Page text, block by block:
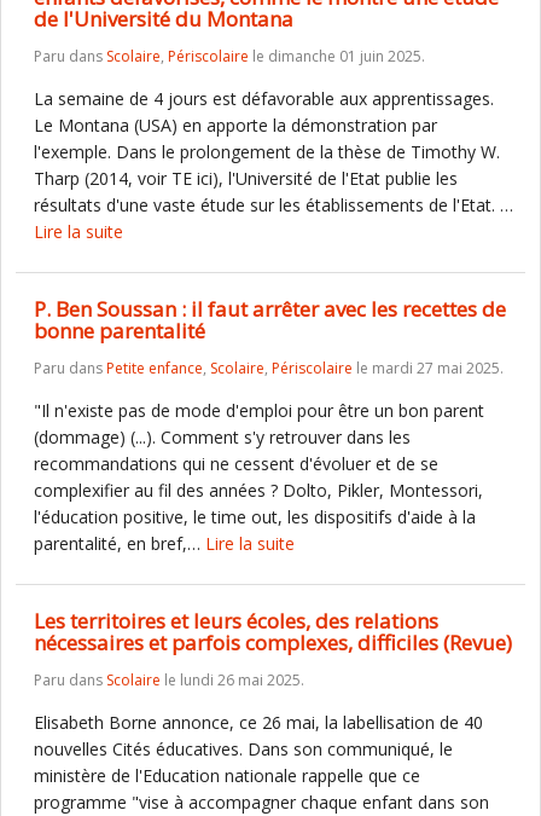
de l'Université du Montana
Paru dans Scolaire, Périscolaire le dimanche 01 juin 2025.
La semaine de 4 jours est défavorable aux apprentissages.
Le Montana (USA) en apporte la démonstration par
l'exemple. Dans le prolongement de la thèse de Timothy W.
Tharp (2014, voir TE ici), l'Université de l'Etat publie les
résultats d'une vaste étude sur les établissements de l'Etat. …
Lire la suite
P. Ben Soussan : il faut arrêter avec les recettes de
bonne parentalité
Paru dansPetite enfance, Scolaire, Périscolaire le mardi 27 mai 2025.
"Il n'existe pas de mode d'emploi pour être un bon parent
(dommage) (...). Comment s'y retrouver dans les
recommandations qui ne cessent d'évoluer et de se
complexifier au fil des années ? Dolto, Pikler, Montessori,
l'éducation positive, le time out, les dispositifs d'aide à la
parentalité, en bref,… Lire la suite
Les territoires et leurs écoles, des relations
nécessaires et parfois complexes, difficiles (Revue)
Paru dans Scolaire le lundi 26 mai 2025.
Elisabeth Borne annonce, ce 26 mai, la labellisation de 40
nouvelles Cités éducatives. Dans son communiqué, le
ministère de l'Education nationale rappelle que ce
programme "vise à accompagner chaque enfant dans son